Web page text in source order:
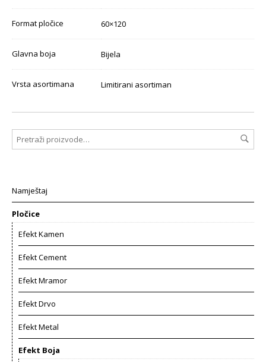
Format pločice 60×120
Glavna boja Bijela
Vrsta asortimana Limitirani asortiman
Namještaj
Pločice
Efekt Kamen
Efekt Cement
Efekt Mramor
Efekt Drvo
Efekt Metal
Efekt Boja